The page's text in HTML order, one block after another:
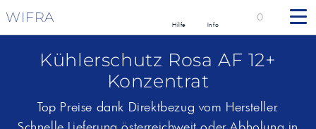
WIFRA Hilfe Info
0
Kühlerschutz Rosa AF 12+
Konzentrat
Top Preise dank Direktbezug vom Hersteller.